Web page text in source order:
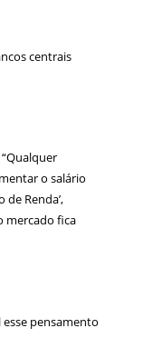
centrais
o salário
de Renda’,
mercado fica
pensamento